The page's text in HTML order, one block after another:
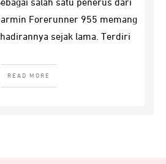
salah satu penerus dari
Forerunner 955 memang
sejak lama. Terdiri
READ MORE